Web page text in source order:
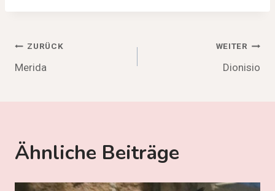
Beitragsnavigation
ZURÜCK
Merida
WEITER
Dionisio
Ähnliche Beiträge